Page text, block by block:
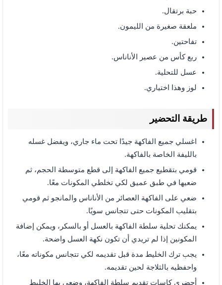
حبة برتقال.
ملعقة صغيرة من الليمون.
تفاحتين.
ربع كأس من عصير الأناناس.
عسل للتحلية.
لوز وهذا اختياري.
طريقة التحضير
اغسلي جميع الفاكهة جيدًا تحت ماء جاري، ويفضل غسله
بالليفة الخاصة بالفاكهة.
قومي بتقطيع جميع الفاكهة إلى قطع متوسطة الحجم، ثم
ضعيها في طبق عميق لكي تخلطي المكونات معًا.
ضعي على الفاكهة العصائر من الأناناس والمانجو ثم قومي
بتقليب المكونات حتى تتجانس سويًا.
يمكنك تحلية سلطة الفاكهة بالعسل أو بالسكر، ويمكن إضافة
المكونين إذا لم تريدي أن تكون نكهة العسل واضحة.
يجب ترك الخليط مدة قبل تقديمه لكي تتجانس مكوناته معًا،
واحفظيه بالثلاجة لحين تقديمه.
أحضري كاسات تقديم سلطة الفاكهة، وضعي بها الخليط